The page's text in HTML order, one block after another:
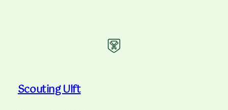
Scouting Ulft